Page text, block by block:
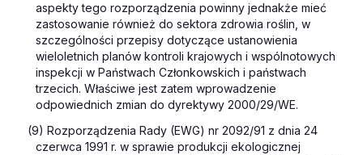
aspekty tego rozporządzenia powinny jednakże mieć
zastosowanie również do sektora zdrowia roślin, w
szczególności przepisy dotyczące ustanowienia
wieloletnich planów kontroli krajowych i wspólnotowych
inspekcji w Państwach Członkowskich i państwach
trzecich. Właściwe jest zatem wprowadzenie
odpowiednich zmian do dyrektywy 2000/29/WE.
(9) Rozporządzenia Rady (EWG) nr 2092/91 z dnia 24
czerwca 1991 r. w sprawie produkcji ekologicznej